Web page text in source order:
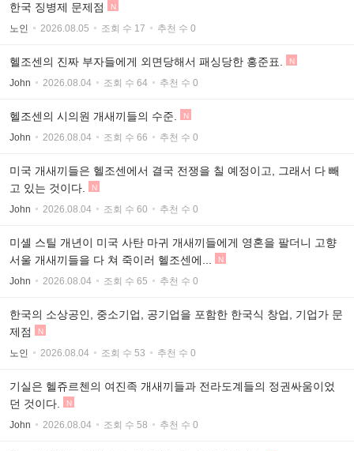
한국 징병제 문제점 N
노인 2026.08.05 조회 수 17 추천 수 0
헬조센의 진짜 부자들에게 외면당해서 패싱당한 홍준표. N
John 2026.08.04 조회 수 64 추천 수 0
헬조센의 시의원 개새끼들의 수준. N
John 2026.08.04 조회 수 66 추천 수 0
미국 개새끼들은 헬조센에서 결국 전쟁을 칠 예정이고, 그래서 다 빼
고 있는 것이다.
N
John 2026.08.04 조회 수 60 추천 수 0
미셸 스틸 개년이 미국 사탄 마귀 개새끼들에게 영혼을 팔더니 고향
서울 개새끼들을 다 쳐 죽이러 헬조센에...
N
John 2026.08.04 조회 수 65 추천 수 0
한국의 소상공인, 중소기업, 공기업을 포함한 한국식 창업, 기업가 문
제점
N
노인 2026.08.04 조회 수 53 추천 수 0
기실은 헬쥬르첸의 여진족 개새끼들과 전라도계들의 정권싸움이었
던 것이다.
N
John 2026.08.04 조회 수 58 추천 수 0